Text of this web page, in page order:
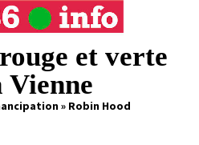
et verte
Vienne
» Robin Hood